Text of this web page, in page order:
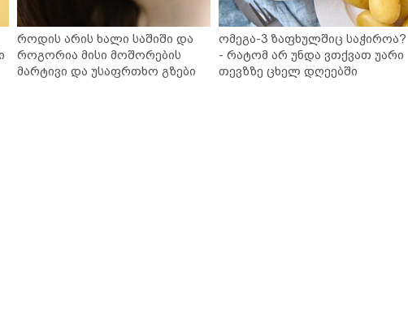
როდის არის ხალი საშიში და
როგორია მისი მოშორების
მარტივი და უსაფრთხო გზები
ომეგა-3 ზაფხულშიც საჭიროა?
- რატომ არ უნდა ვთქვათ უარი
თევზზე ცხელ დღეებში